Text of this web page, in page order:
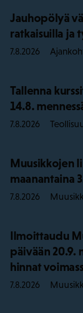
Jauhopölyä
ratkaisuilla ja
7.8.2026
Tallenna
14.8.
7.8.2026
Muusikkojen
maanantaina
7.8.2026
Ilmoittaudu
päivään 20.9.
hinnat
7.8.2026